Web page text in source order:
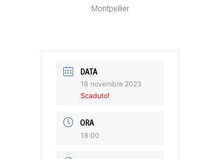
Montpellier
DATA
18 novembre 2023
Scaduto!
ORA
18:00